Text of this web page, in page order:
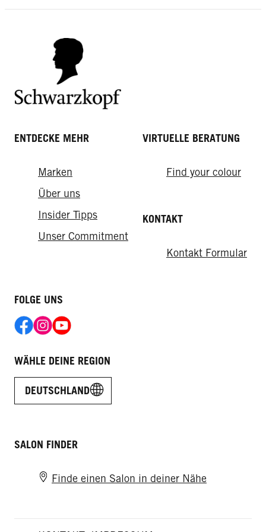
Stylings der Welt
ENTDECKE MEHR
Marken
Über uns
Insider Tipps
Unser Commitment
VIRTUELLE BERATUNG
Find your colour
KONTAKT
Kontakt Formular
FOLGE UNS
WÄHLE DEINE REGION
DEUTSCHLAND
SALON FINDER
Finde einen Salon in deiner Nähe